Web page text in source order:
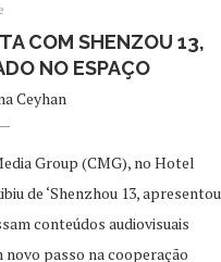
COM SHENZOU 13,
NO ESPAÇO
Ceyhan
Group (CMG), no Hotel
de ‘Shenzhou 13, apresentou
conteúdos audiovisuais
novo passo na cooperação